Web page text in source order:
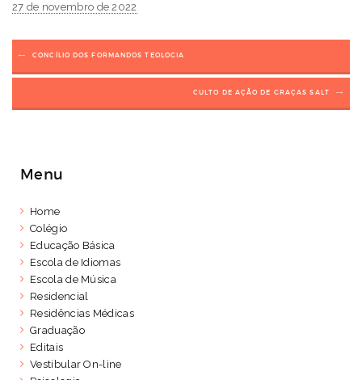
27 de novembro de 2022
CONCÍLIO DOS FORMANDOS TEOLOGIA
CULTO DE AÇÃO DE GRAÇAS SALT
Menu
Home
Colégio
Educação Básica
Escola de Idiomas
Escola de Música
Residencial
Residências Médicas
Graduação
Editais
Vestibular On-line